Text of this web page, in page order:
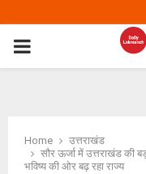
PRIMARY
Home
उत्तराखंड
सौर ऊर्जा में उत्तराखंड की
भविष्य की ओर बढ़ रहा राज्य